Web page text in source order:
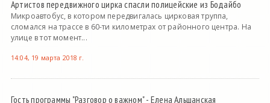
Артистов передвижного цирка спасли полицейские из Бодайбо
Микроавтобус, в котором передвигалась цирковая труппа,
сломался на трассе в 60-ти километрах от районного центра. На
улице в тот момент...
14:04, 19 марта 2018 г.
Гость программы "Разговор о важном" - Елена Альшанская